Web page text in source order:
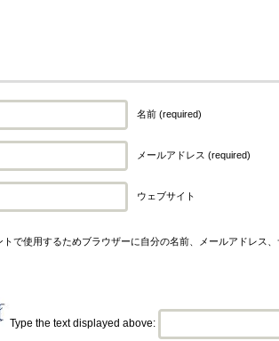
名前 (required)
メールアドレス (required)
ウェブサイト
トで使用するためブラウザーに自分の名前、メールアドレス
Type the text displayed above: